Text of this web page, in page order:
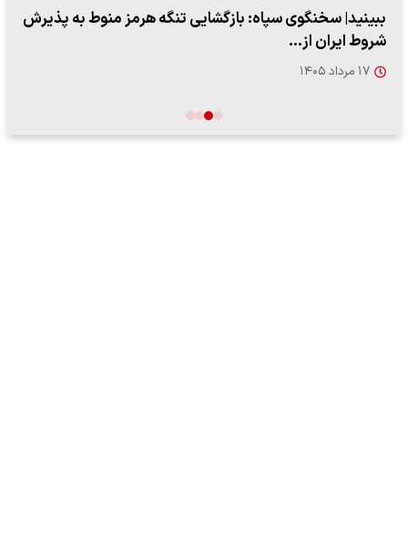
ببینید| ویدئویی جدید از لحظه زلزله ۷.۱ ریشتری
"کوماموتو" ژاپن ۹ روز…
۱۶ مرداد ۱۴۰۵